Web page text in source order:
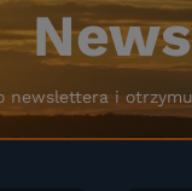
newslettera i